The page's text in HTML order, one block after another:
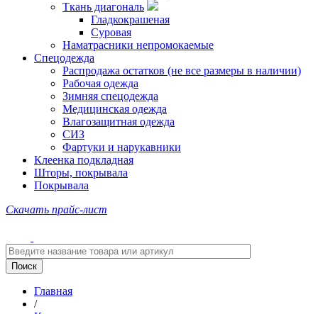
Ткань диагональ
Гладкокрашеная
Суровая
Наматрасники непромокаемые
Спецодежда
Распродажа остатков (не все размеры в наличии)
Рабочая одежда
Зимняя спецодежда
Медицинская одежда
Влагозащитная одежда
СИЗ
Фартуки и нарукавники
Клеенка подкладная
Шторы, покрывала
Покрывала
Скачать прайс-лист
Главная
/